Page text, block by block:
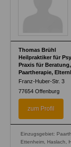
Thomas Brühl
Heilpraktiker für
Praxis für
Paartherapie,
Franz-Huber-Str. 3
77654 Offenburg
zum Profil
Einzugsgebiet:
Ettenheim, Haslach,